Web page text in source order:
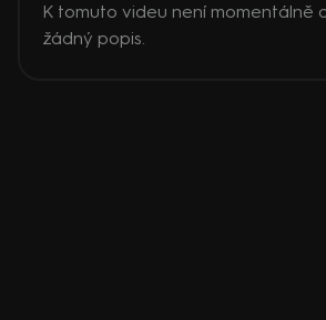
K tomuto videu není momentálně
žádný popis.